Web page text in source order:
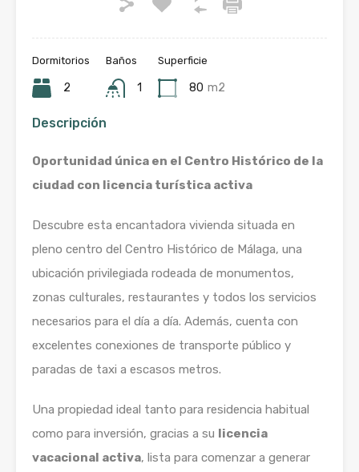
Dormitorios
2
Baños
1
Superficie
80 m2
Descripción
Oportunidad única en el Centro Histórico de la
ciudad con licencia turística activa
Descubre esta encantadora vivienda situada en
pleno centro del Centro Histórico de Málaga, una
ubicación privilegiada rodeada de monumentos,
zonas culturales, restaurantes y todos los servicios
necesarios para el día a día. Además, cuenta con
excelentes conexiones de transporte público y
paradas de taxi a escasos metros.
Una propiedad ideal tanto para residencia habitual
como para inversión, gracias a su licencia
vacacional activa, lista para comenzar a generar